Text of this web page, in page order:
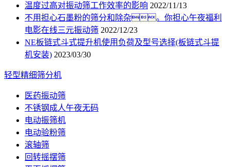
温度过高对振动筛工作效率的影响 2022/11/13
不用担心石墨粉的筛分和除杂。你担心午夜福利
电影在线三元振动筛 2022/12/23
NE板链式斗式提升机使用负荷及型号选择(板链式斗提
机安装) 2023/03/30
轻型精细筛分机
医药振动筛
不锈钢成人午夜无码
电动振筛机
电动验粉筛
滚轴筛
回转摇摆筛